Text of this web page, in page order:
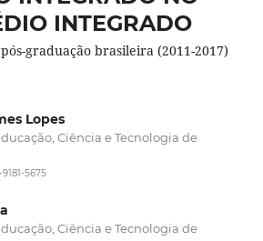
INTEGRADO
graduação brasileira (2011-2017)
Lopes
Ciência e Tecnologia de
5675
Ciência e Tecnologia de